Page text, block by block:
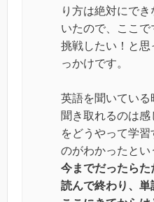
り方は絶対にで
いたので、ここ
挑戦したい！と思
っかけです。
英語を聞いている
聞き取れるのは感
をどうやって学習
のがわかったと
今までだったら
読んで終わり、 単